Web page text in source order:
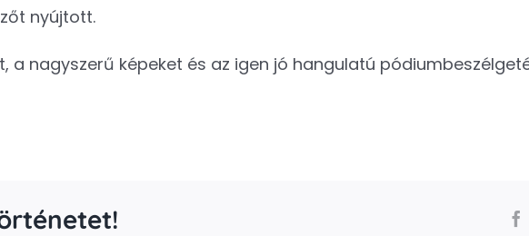
nyújtott.
a nagyszerű képeket és az igen jó hangulatú